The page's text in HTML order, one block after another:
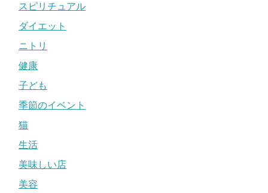
スピリチュアル
ダイエット
ニトリ
健康
子ども
季節のイベント
猫
生活
美味しい店
美容